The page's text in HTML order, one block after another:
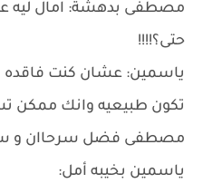
مصطفى بدهشة: امال ليه
حتى؟!!!!
ياسمين: عشان كنت فاقده
تكون طبيعيه وانك ممكن
مصطفى فضل سرحاان و
ياسمين بخيبه أمل: